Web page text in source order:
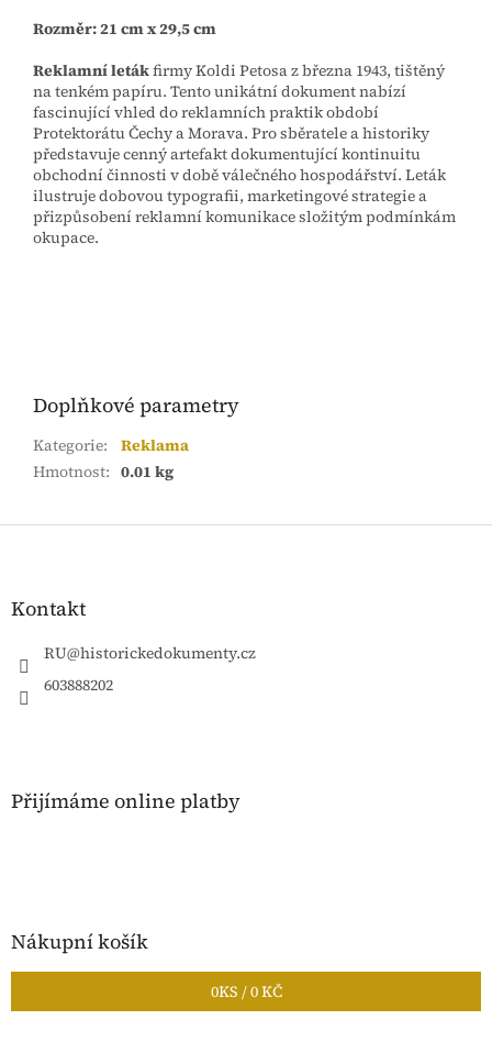
Rozměr: 21 cm x 29,5 cm
Reklamní letákfirmy Koldi Petosa z března 1943, tištěný
na tenkém papíru. Tento unikátní dokument nabízí
fascinující vhled do reklamních praktik období
Protektorátu Čechy a Morava. Pro sběratele a historiky
představuje cenný artefakt dokumentující kontinuitu
obchodní činnosti v době válečného hospodářství. Leták
ilustruje dobovou typografii, marketingové strategie a
přizpůsobení reklamní komunikace složitým podmínkám
okupace.
Doplňkové parametry
Kategorie:
Reklama
Hmotnost: 0.01 kg
Z
Kontakt
RU@historickedokumenty.cz
603888202
Přijímáme online platby
Nákupní košík
0KS /0 KČ